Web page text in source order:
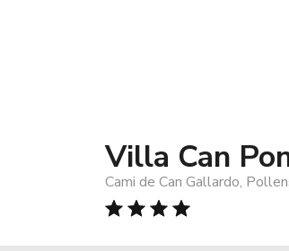
Villa Can
Cami de Can Gallardo,